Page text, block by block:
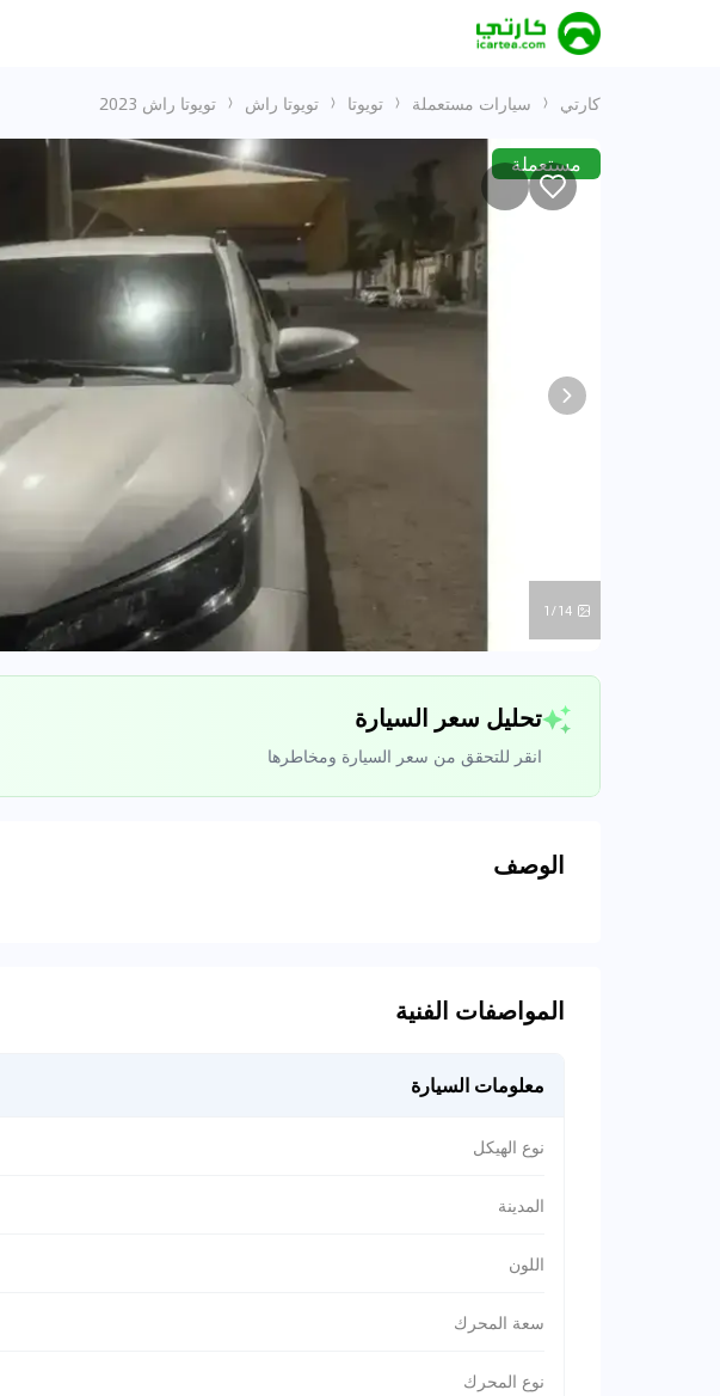
كارتي سيارات مستعملة تويوتا تويوتا راش تويوتا راش 2023
مستعملة
1/14
تحليل سعر السيارة
انقر للتحقق من سعر السيارة ومخاطرها
الوصف
المواصفات الفنية
معلومات السيارة
نوع الهيكل
المدينة
اللون
سعة المحرك
نوع المحرك